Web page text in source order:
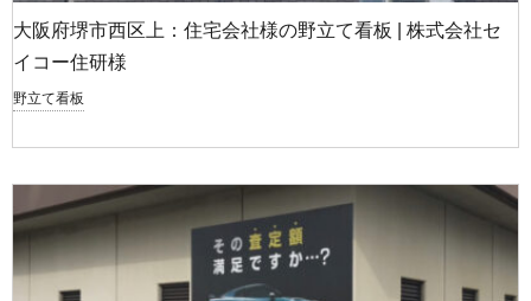
大阪府堺市西区上：住宅会社様の野立て看板 | 株式会社セ
イコー住研様
野立て看板